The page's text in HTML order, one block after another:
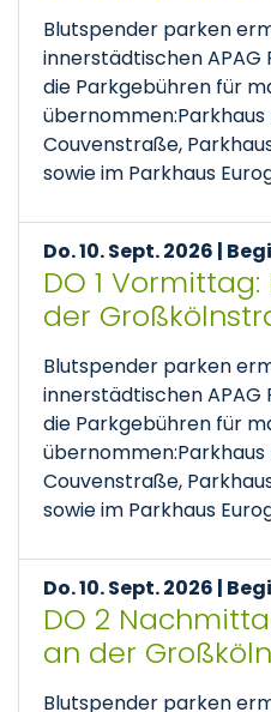
Blutspender parken
innerstädtischen
die Parkgebühren für
übernommen:Parkhaus
Couvenstraße,
sowie im Parkhaus
Do. 10. Sept. 2026 |
DO 1
der
Blutspender parken
innerstädtischen
die Parkgebühren für
übernommen:Parkhaus
Couvenstraße,
sowie im Parkhaus
Do. 10. Sept. 2026 |
DO 2
an der
Blutspender parken